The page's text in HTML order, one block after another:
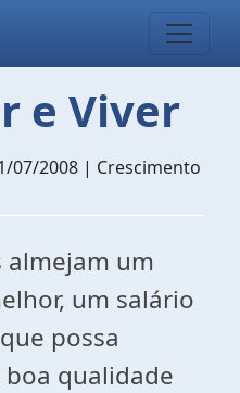
e Viver
07/2008 | Crescimento
almejam um
um salário
possa
qualidade